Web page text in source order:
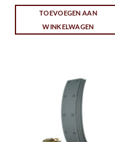
TOEVOEGEN AAN
WINKELWAGEN